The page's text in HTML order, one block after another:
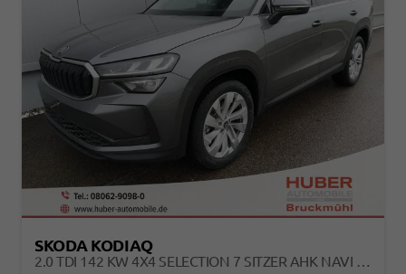
SKODA KODIAQ
2.0 TDI 142 KW 4X4 SELECTION 7 SITZER AHK NAVI KAMERA